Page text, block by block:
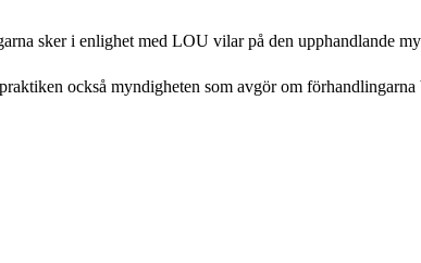
sker i enlighet med LOU vilar på den upphandlande
också myndigheten som avgör om